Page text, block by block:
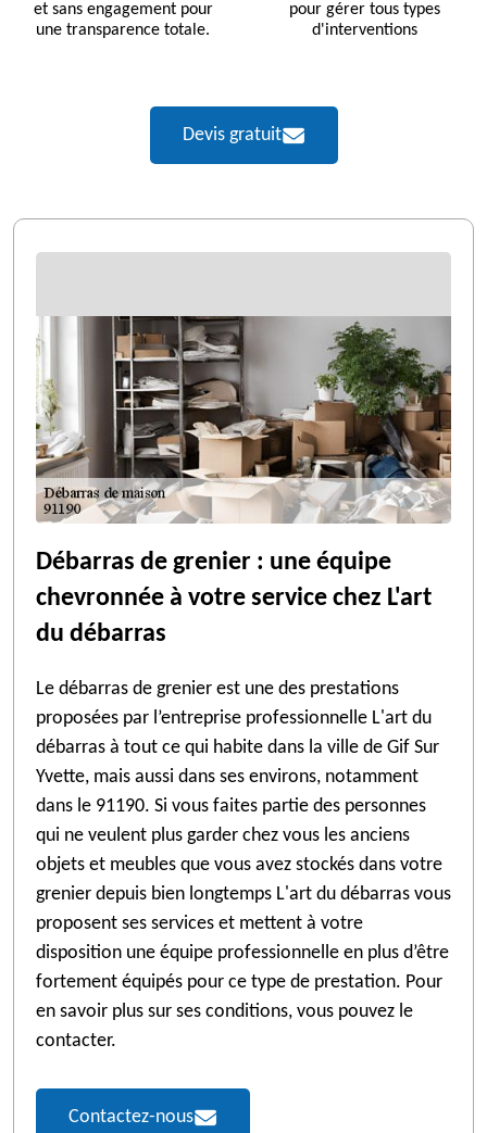
et sans engagement pour
une transparence totale.
pour gérer tous types
d'interventions
Devis gratuit
Débarras de grenier : une équipe
chevronnée à votre service chez L'art
du débarras
Le débarras de grenier est une des prestations
proposées par l’entreprise professionnelle L'art du
débarras à tout ce qui habite dans la ville de Gif Sur
Yvette, mais aussi dans ses environs, notamment
dans le 91190. Si vous faites partie des personnes
qui ne veulent plus garder chez vous les anciens
objets et meubles que vous avez stockés dans votre
grenier depuis bien longtemps L'art du débarras vous
proposent ses services et mettent à votre
disposition une équipe professionnelle en plus d’être
fortement équipés pour ce type de prestation. Pour
en savoir plus sur ses conditions, vous pouvez le
contacter.
Contactez-nous